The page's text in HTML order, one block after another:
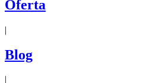
Oferta
|
Blog
|